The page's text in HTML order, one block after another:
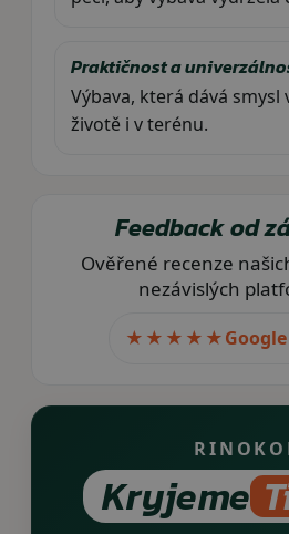
Praktičnost a
Výbava, která dává
životě i v terénu.
Feedback od
Ověřené recenze
nezávislých
★★★★★
Kryjeme